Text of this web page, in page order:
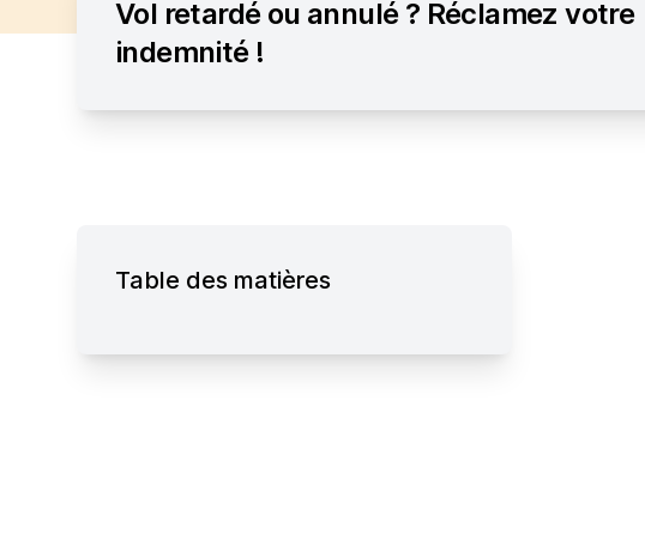
Vol retardé ou annulé ? Réclamez votre
indemnité !
Table des matières